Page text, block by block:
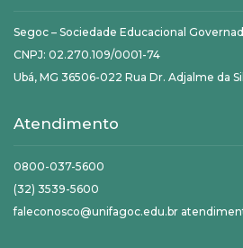
Segoc – Sociedade Educacional
CNPJ: 02.270.109/0001-74
Ubá, MG 36506-022 Rua Dr. Adjalme da
Atendimento
0800-037-5600
(32) 3539-5600
faleconosco@unifagoc.edu.br